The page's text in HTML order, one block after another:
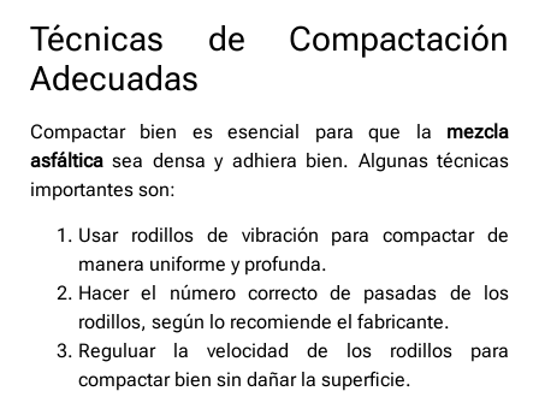
Técnicas de Compactación
Adecuadas
Compactar bien es esencial para que la mezcla
asfáltica sea densa y adhiera bien. Algunas técnicas
importantes son:
Usar rodillos de vibración para compactar de
manera uniforme y profunda.
Hacer el número correcto de pasadas de los
rodillos, según lo recomiende el fabricante.
Reguluar la velocidad de los rodillos para
compactar bien sin dañar la superficie.